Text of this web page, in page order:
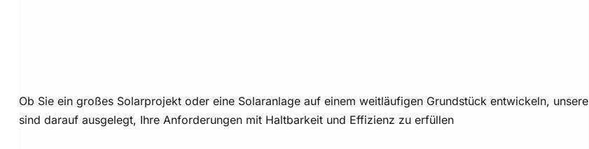
Ob Sie ein großes Solarprojekt oder eine Solaranlage auf einem weitläufigen Grundstück entwickeln, unsere
sind darauf ausgelegt, Ihre Anforderungen mit Haltbarkeit und Effizienz zu erfüllen